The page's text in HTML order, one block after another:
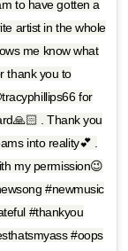
to have gotten a
artist in the whole
me know what
thank you to
for
. Thank you
into reality💕 .
my permission😉
#newmusic
#thankyou
#oops